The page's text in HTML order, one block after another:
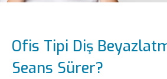
Ofis Tipi Diş
Seans Sürer?